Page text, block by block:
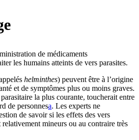
de médicaments
les humains atteints de vers parasites.
helminthes) peuvent être à l’origine
et de symptômes plus ou moins graves.
la plus courante, toucherait entre
de personnes⁠a. Les experts ne
de savoir si les effets des vers
relativement mineurs ou au contraire très